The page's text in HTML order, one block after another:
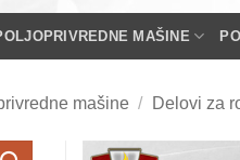
MAŠINE
mašine / Delovi za